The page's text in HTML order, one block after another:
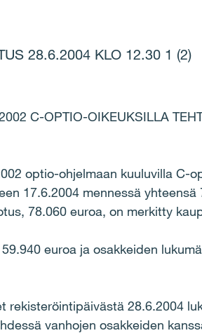
28.6.2004 KLO 12.30 1 (2)
C-OPTIO-OIKEUKSILLA
optio-ohjelmaan kuuluvilla C-
17.6.2004 mennessä
78.060 euroa, on merkitty
euroa ja osakkeiden
28.6.2004
vanhojen osakkeiden